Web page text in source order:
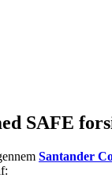
SAFE
Santander